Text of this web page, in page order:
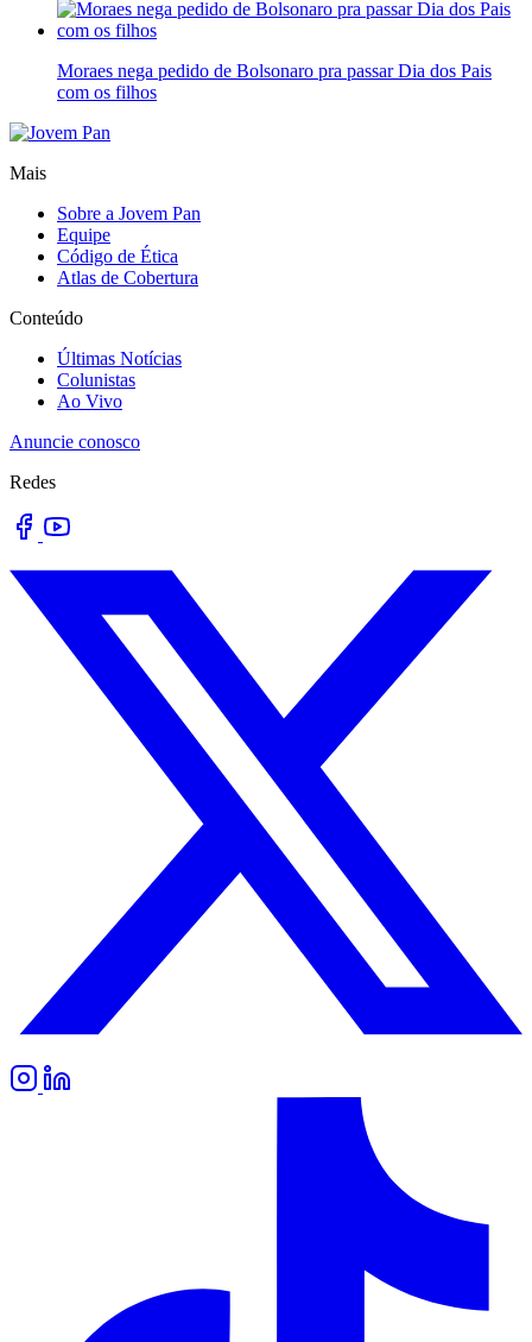
Moraes nega pedido de Bolsonaro pra passar Dia dos Pais
com os filhos
Mais
Sobre a Jovem Pan
Equipe
Código de Ética
Atlas de Cobertura
Conteúdo
Últimas Notícias
Colunistas
Ao Vivo
Anuncie conosco
Redes